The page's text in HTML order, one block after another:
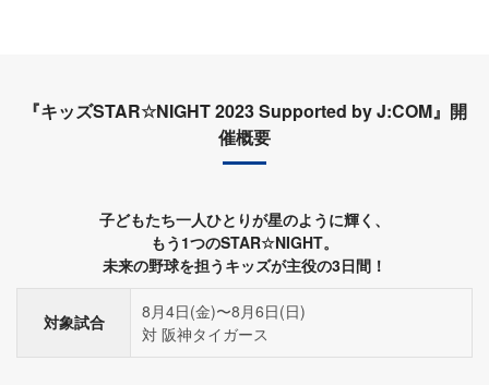
『キッズSTAR☆NIGHT 2023 Supported by J:COM』開
催概要
子どもたち一人ひとりが星のように輝く、
もう1つのSTAR☆NIGHT。
未来の野球を担うキッズが主役の3日間！
対象試合
8月4日(金)〜8月6日(日)
対 阪神タイガース